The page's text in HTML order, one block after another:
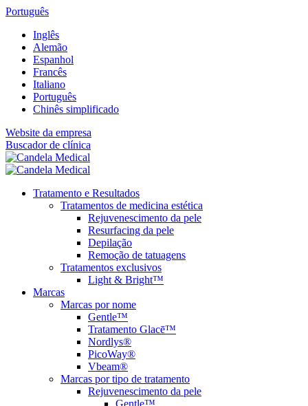
Português
Inglês
Alemão
Espanhol
Francês
Italiano
Português
Chinês simplificado
Website da empresa
Buscador de clínica
Tratamento e Resultados
Tratamentos de medicina estética
Rejuvenescimento da pele
Resurfacing da pele
Depilação
Remoção de tatuagens
Tratamentos exclusivos
Light & Bright™
Marcas
Marcas por nome
Gentle™
Tratamento Glacē™
Nordlys®
PicoWay®
Vbeam®
Marcas por tipo de tratamento
Rejuvenescimento da pele
Gentle™